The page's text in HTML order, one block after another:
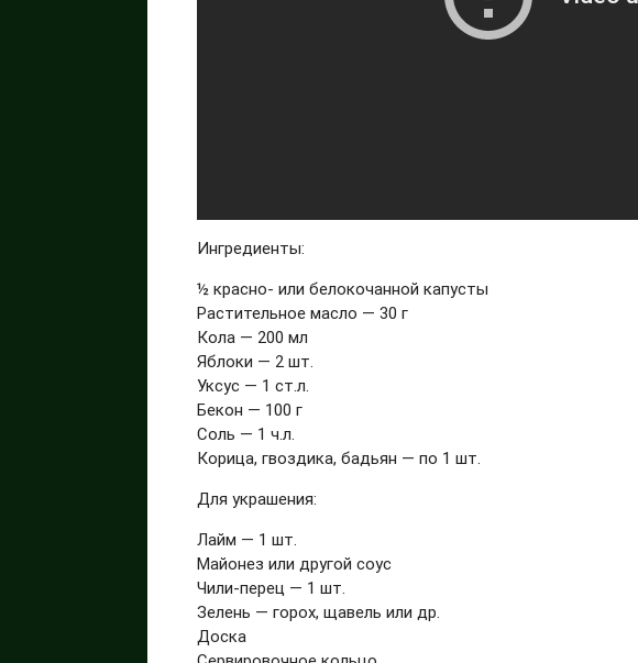
Ингредиенты:
½ красно- или белокочанной капусты
Растительное масло — 30 г
Кола — 200 мл
Яблоки — 2 шт.
Уксус — 1 ст.л.
Бекон — 100 г
Соль — 1 ч.л.
Корица, гвоздика, бадьян — по 1 шт.
Для украшения:
Лайм — 1 шт.
Майонез или другой соус
Чили-перец — 1 шт.
Зелень — горох, щавель или др.
Доска